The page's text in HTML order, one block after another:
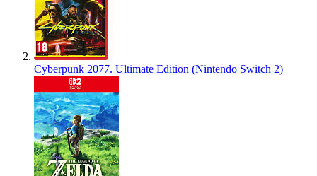
Cyberpunk 2077. Ultimate Edition (Nintendo Switch 2)